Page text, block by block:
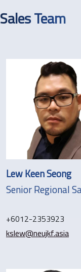
Sales Team
Lew Keen Seong
Senior Regional
+6012-2353923
kslew@neujkf.asia